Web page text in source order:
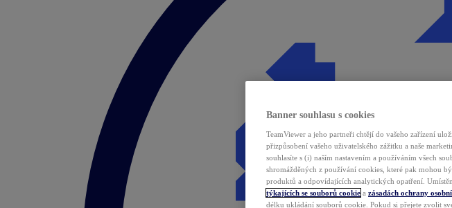
Banner souhlasu s cookies
TeamViewer a jeho partneři chtějí do vašeho zařízení
přizpůsobení vašeho uživatelského zážitku a naše
souhlasíte s (i) naším nastavením a používáním všech
shromážděných z používání cookies, které pak mohou
produktů a odpovídajících analytických opatření.
týkajících se souborů cookie a zásadách ochrany
délku ukládání souborů cookie. Pokud si přejete zvolit